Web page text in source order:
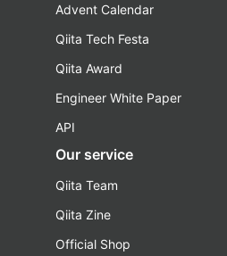
Advent Calendar
Qiita Tech Festa
Qiita Award
Engineer White Paper
API
Our service
Qiita Team
Qiita Zine
Official Shop